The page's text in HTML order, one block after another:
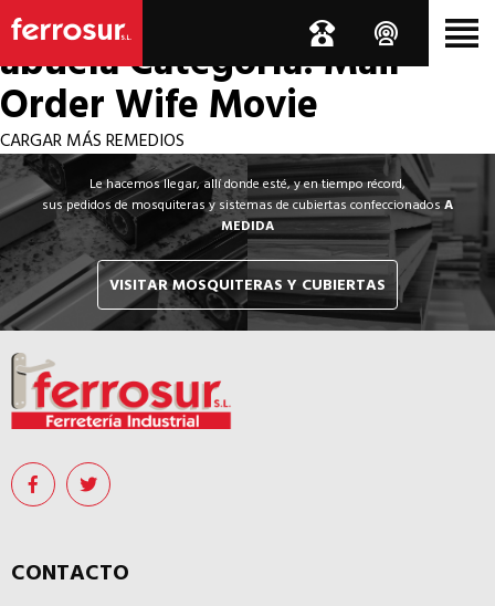
Los por si acaso de la
abuelaCategoría: Mail
Order Wife Movie
CARGAR MÁS REMEDIOS
Le hacemos llegar, allí donde esté, y en tiempo récord,
sus pedidos de mosquiteras y sistemas de cubiertas confeccionadosA
MEDIDA
VISITAR MOSQUITERAS Y CUBIERTAS
CONTACTO